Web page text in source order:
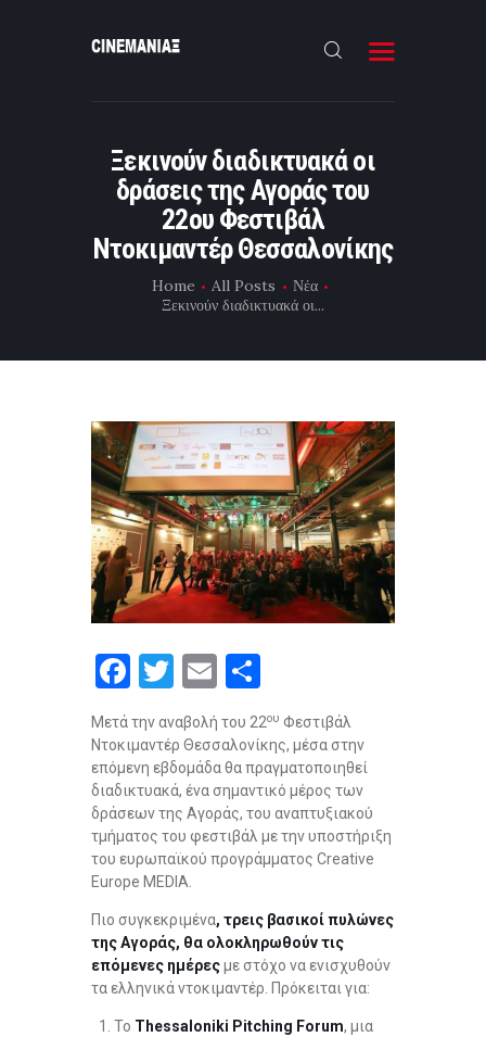
Ξεκινούν διαδικτυακά οι
δράσεις της Αγοράς του
22ου Φεστιβάλ
Ντοκιμαντέρ Θεσσαλονίκης
Home All Posts
Νέα
Ξεκινούν διαδικτυακά οι...
ΝΕΑ
ΣΥΝΕΝΤΕΥΞΗ
FILMMAKING
ΜΙΚΡΟΥ ΜΗΚΟΥΣ
F
ce
b
o
o
k
T
wi
tt
er
E
ail
h
ar
e
Μετά την αναβολή του 22ου Φεστιβάλ
Ντοκιμαντέρ Θεσσαλονίκης, μέσα στην
επόμενη εβδομάδα θα πραγματοποιηθεί
διαδικτυακά, ένα σημαντικό μέρος των
δράσεων της Αγοράς, του αναπτυξιακού
τμήματος του φεστιβάλ με την υποστήριξη
του ευρωπαϊκού προγράμματος Creative
Europe MEDIA.
Πιο συγκεκριμένα, τρεις βασικοί πυλώνες
της Αγοράς, θα ολοκληρωθούν τις
επόμενες ημέρεςμε στόχο να ενισχυθούν
τα ελληνικά ντοκιμαντέρ. Πρόκειται για:
Το Thessaloniki Pitching Forum, μια